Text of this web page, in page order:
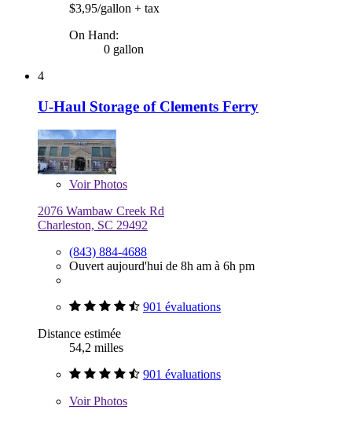
$3,95/gallon + tax
On Hand:
0 gallon
4
U-Haul Storage of Clements Ferry
VoirPhotos
2076 Wambaw Creek Rd
Charleston, SC 29492
(843) 884-4688
Ouvert aujourd'hui de 8h am à 6h pm
901 évaluations
Distance estimée
54,2 milles
901 évaluations
VoirPhotos